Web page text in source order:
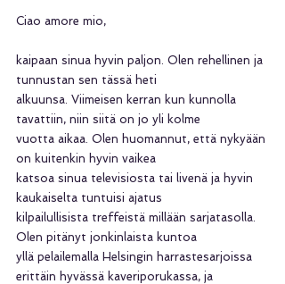
Ciao amore mio,
kaipaan sinua hyvin paljon. Olen rehellinen ja
tunnustan sen tässä heti
alkuunsa. Viimeisen kerran kun kunnolla
tavattiin, niin siitä on jo yli kolme
vuotta aikaa. Olen huomannut, että nykyään
on kuitenkin hyvin vaikea
katsoa sinua televisiosta tai livenä ja hyvin
kaukaiselta tuntuisi ajatus
kilpailullisista treffeistä millään sarjatasolla.
Olen pitänyt jonkinlaista kuntoa
yllä pelailemalla Helsingin harrastesarjoissa
erittäin hyvässä kaveriporukassa, ja